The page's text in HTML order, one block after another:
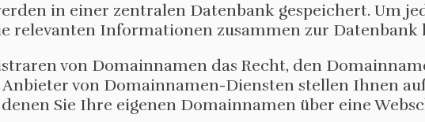
in einer zentralen Datenbank gespeichert. Um
relevanten Informationen zusammen zur Datenbank
von Domainnamen das Recht, den
von Domainnamen-Diensten stellen Ihnen
Sie Ihre eigenen Domainnamen über eine